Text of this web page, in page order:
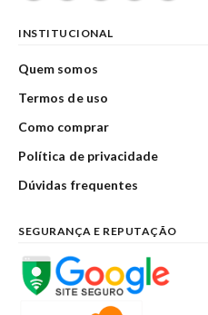
INSTITUCIONAL
Quem somos
Termos de uso
Como comprar
Política de privacidade
Dúvidas frequentes
SEGURANÇA E REPUTAÇÃO